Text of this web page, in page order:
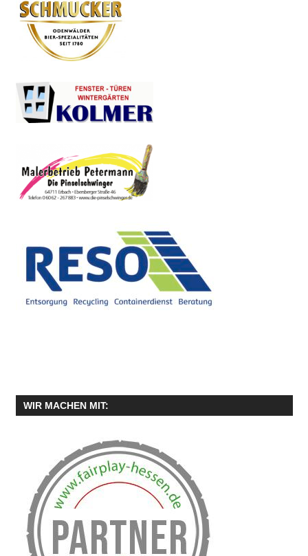
WIR MACHEN MIT: